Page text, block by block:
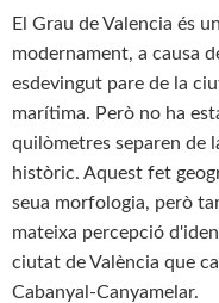
El Grau de Valencia és
modernament, a causa
esdevingut pare de la
marítima. Però no ha
quilòmetres separen de
històric. Aquest fet
seua morfologia, però
mateixa percepció
ciutat de València que
Cabanyal-Canyamelar.